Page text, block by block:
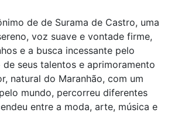
de de Surama de Castro, uma
voz suave e vontade firme,
e a busca incessante pelo
seus talentos e aprimoramento
natural do Maranhão, com um
mundo, percorreu diferentes
entre a moda, arte, música e